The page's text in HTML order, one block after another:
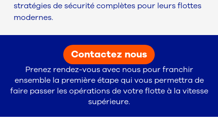
stratégies de sécurité complètes pour leurs flottes
modernes.
Contactez nous
Prenez rendez-vous avec nous pour franchir
ensemble la première étape qui vous permettra de
faire passer les opérations de votre flotte à la vitesse
supérieure.